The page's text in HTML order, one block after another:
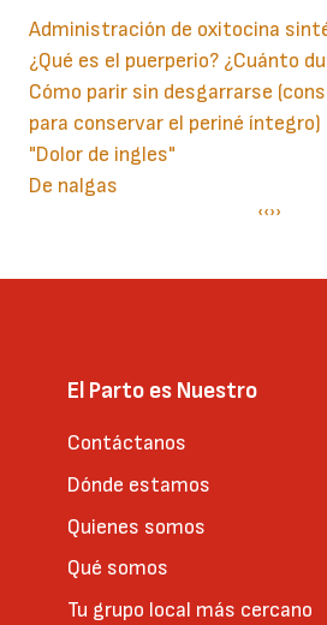
Administración de oxitocina
¿Qué es el puerperio? ¿Cuánto
Cómo parir sin desgarrarse
para conservar el periné íntegro)
"Dolor de ingles"
De nalgas
Página
‹‹››
El Parto es Nuestro
Contáctanos
Dónde estamos
Quienes somos
Qué somos
Tu grupo local más cercano